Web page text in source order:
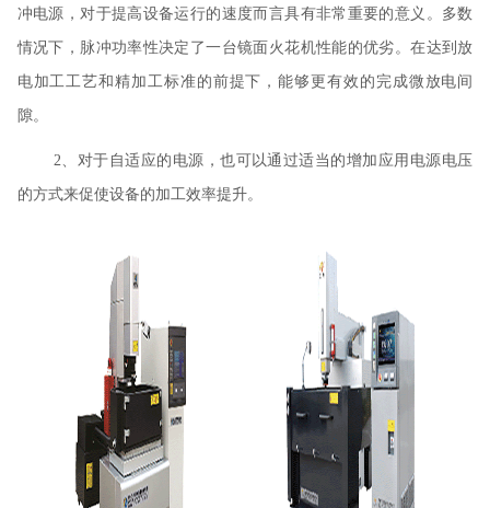
冲电源，对于提高设备运行的速度而言具有非常重要的意义。多数
情况下，脉冲功率性决定了一台镜面火花机性能的优劣。在达到放
电加工工艺和精加工标准的前提下，能够更有效的完成微放电间
隙。
2、对于自适应的电源，也可以通过适当的增加应用电源电压
的方式来促使设备的加工效率提升。